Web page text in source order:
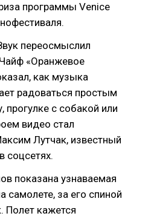
программы Venice
переосмыслил
«Оранжевое
как музыка
радоваться простым
с собакой или
видео стал
Лутчак, известный
соцсетях.
показана узнаваемая
самолете, за его спиной
Полет кажется